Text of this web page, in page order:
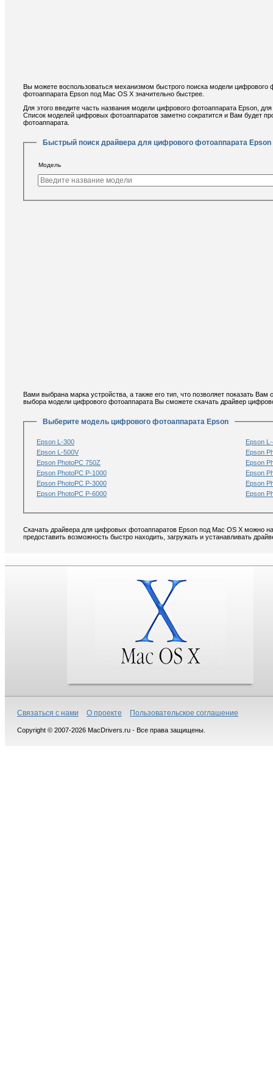
Вы можете воспользоваться механизмом быстрого поиска модели цифрового
фотоаппарата Epson под Mac OS X значительно быстрее.
Для этого введите часть названия модели цифрового фотоаппарата Epson,
Список моделей цифровых фотоаппаратов заметно сократится и Вам будет
фотоаппарата.
Быстрый поиск драйвера для цифрового фотоаппарата Epson
Модель
Вами выбрана марка устройства, а также его тип, что позволяет показать
выбора модели цифрового фотоаппарата Вы сможете скачать драйвер
Выберите модель цифрового фотоаппарата Epson
Epson L-300
Epson
Epson L-500V
Epson
Epson PhotoPC 750Z
Epson
Epson PhotoPC P-1000
Epson
Epson PhotoPC P-3000
Epson
Epson PhotoPC P-6000
Epson
Скачать драйвера для цифровых фотоаппаратов Epson под Mac OS X можно
предоставить возможность быстро находить, загружать и устанавливать
Связаться с нами О проекте Пользовательское соглашение
Copyright © 2007-2026 MacDrivers.ru - Все права защищены.